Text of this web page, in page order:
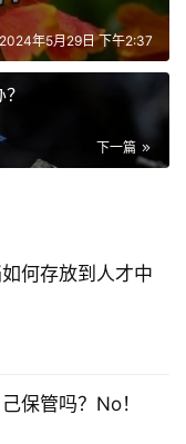
2024年5月29日 下午2:37
下一篇
何存放到人才中
保管吗？No！